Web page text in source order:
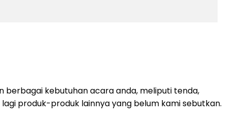
berbagai kebutuhan acara anda, meliputi tenda,
produk-produk lainnya yang belum kami sebutkan.